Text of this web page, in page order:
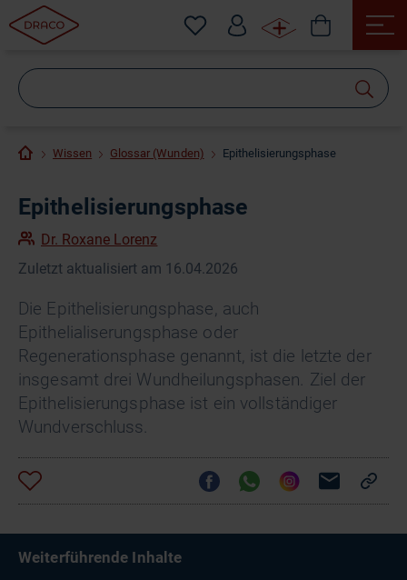
Wissen Glossar (Wunden) Epithelisierungsphase
Epithelisierungsphase
Dr. Roxane Lorenz
Zuletzt aktualisiert am 16.04.2026
Die Epithelisierungsphase, auch
Epithelialiserungsphase oder
Regenerationsphase genannt, ist die letzte der
insgesamt drei Wundheilungsphasen. Ziel der
Epithelisierungsphase ist ein vollständiger
Wundverschluss.
Weiterführende Inhalte
suchen